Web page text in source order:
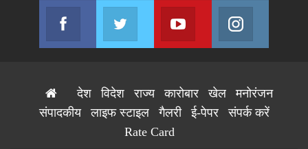
Facebook
Join us on Facebook
Twitter
Join us on Twitter
Youtube
Join us on Youtube
देश विदेश राज्य कारोबार खेल
मनोरंजन
संपादकीय
लाइफ स्टाइल गैलरी ई-पेपर
संपर्क करें
Rate Card